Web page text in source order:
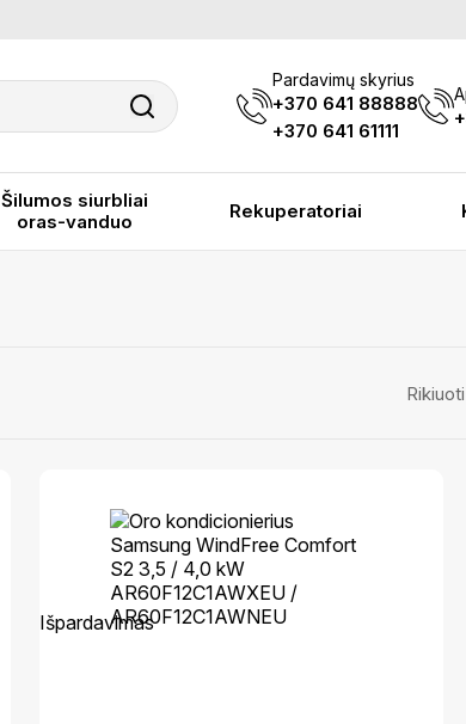
Pardavimų skyrius
+370 641 88888
+370 641 61111
Šilumos siurbliai
oras-vanduo
Rekuperatoriai
Išpardavimas